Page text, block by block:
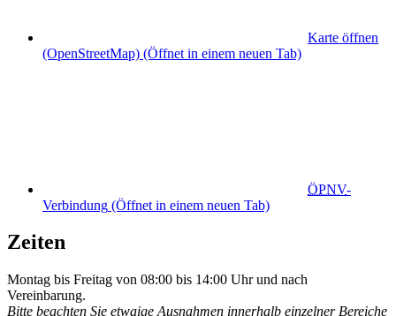
Karte öffnen
(OpenStreetMap) (Öffnet in einem neuen Tab)
ÖPNV-
Verbindung (Öffnet in einem neuen Tab)
Zeiten
Montag bis Freitag von 08:00 bis 14:00 Uhr und nach
Vereinbarung.
Bitte beachten Sie etwaige Ausnahmen innerhalb einzelner Bereiche